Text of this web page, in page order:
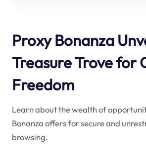
Proxy Bonanza
Treasure Trove for
Freedom
Learn about the wealth of
Bonanza offers for secure and
browsing.